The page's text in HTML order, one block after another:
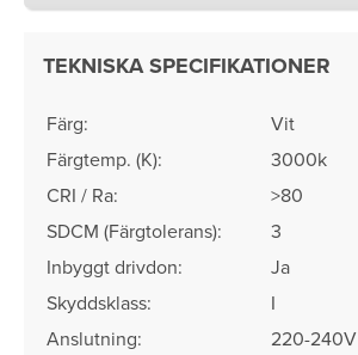
TEKNISKA SPECIFIKATIONER
Färg:
Vit
Färgtemp. (K):
3000k
CRI / Ra:
>80
SDCM (Färgtolerans)​:
3
Inbyggt drivdon:
Ja
Skyddsklass:
I
Anslutning:
220-240V